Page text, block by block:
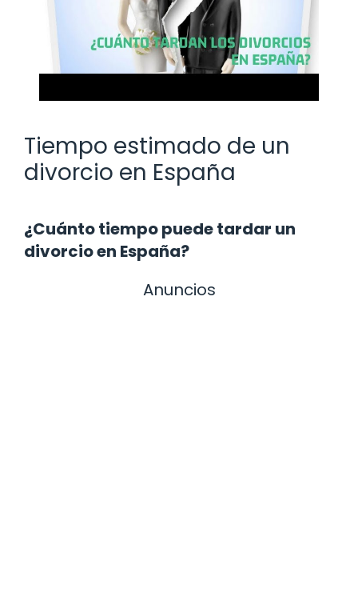
Tiempo estimado de un
divorcio en España
¿Cuánto tiempo puede tardar un
divorcio en España?
Anuncios